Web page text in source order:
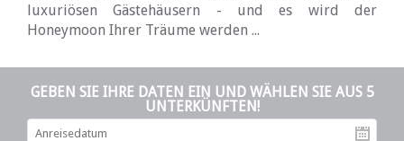
luxuriösen Gästehäusern - und es wird der
Honeymoon Ihrer Träume werden ...
GEBEN SIE IHRE DATEN EIN UND WÄHLEN SIE AUS 5
UNTERKÜNFTEN!